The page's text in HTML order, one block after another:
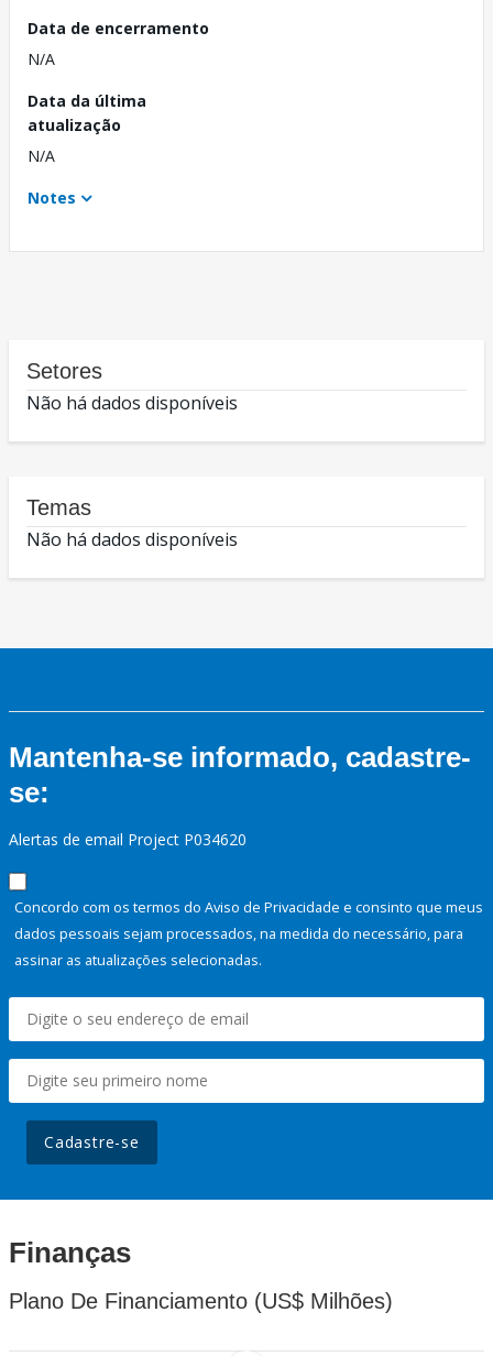
Data de encerramento
N/A
Data da última
atualização
N/A
Notes
Setores
Não há dados disponíveis
Temas
Não há dados disponíveis
Mantenha-se informado, cadastre-
se:
Alertas de email Project P034620
Concordo com os termos do Aviso de Privacidade e consinto que meus
dados pessoais sejam processados, na medida do necessário, para
assinar as atualizações selecionadas.
Cadastre-se
Finanças
Plano De Financiamento (US$ Milhões)